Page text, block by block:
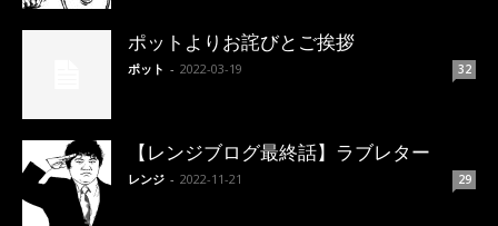
ポットよりお詫びとご挨拶
ポット - 2022-03-19 32
【レンジブログ最終話】ラブレター
レンジ - 2022-11-21 29